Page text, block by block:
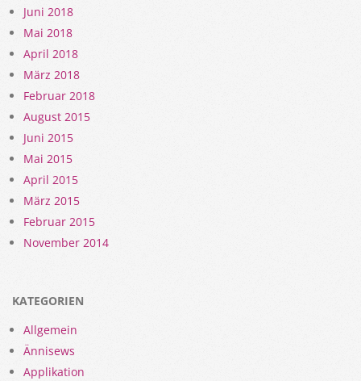
Juni 2018
Mai 2018
April 2018
März 2018
Februar 2018
August 2015
Juni 2015
Mai 2015
April 2015
März 2015
Februar 2015
November 2014
KATEGORIEN
Allgemein
Ännisews
Applikation